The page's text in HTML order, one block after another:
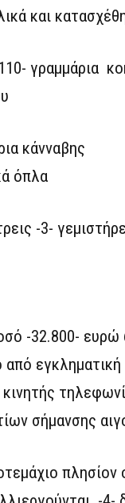
και
γραμμάρια
κάνναβης
όπλα
-3-
-32.800-
σήμανσης
πλησίον